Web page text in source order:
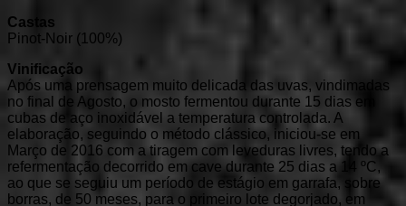
Castas
Pinot-Noir (100%)
Vinificação
Após uma prensagem muito delicada das uvas, vindimadas
no final de Agosto, o mosto fermentou durante 15 dias em
cubas de aço inoxidável a temperatura controlada. A
elaboração, seguindo o método clássico, iniciou-se em
Março de 2016 com a tiragem com leveduras livres, tendo a
refermentação decorrido em cave durante 25 dias a 14 ºC,
ao que se seguiu um período de estágio em garrafa, sobre
borras, de 50 meses, para o primeiro lote degorjado, em